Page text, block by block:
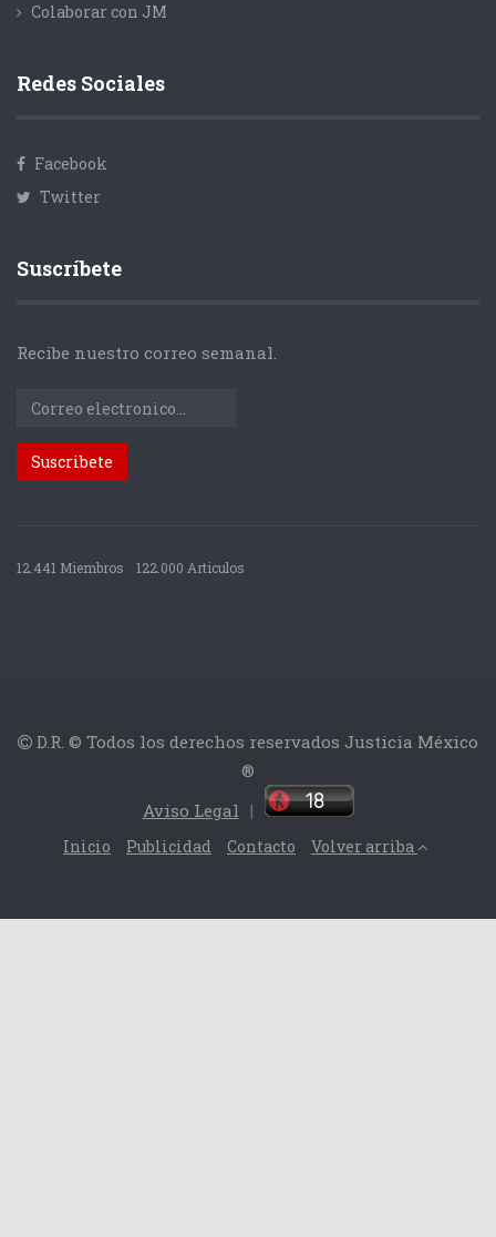
Colaborar con JM
Redes Sociales
Facebook
Twitter
Suscríbete
Recibe nuestro correo semanal.
12.441 Miembros 122.000 Articulos
D.R. © Todos los derechos reservados Justicia México
®
Aviso Legal |
Inicio Publicidad Contacto Volver arriba